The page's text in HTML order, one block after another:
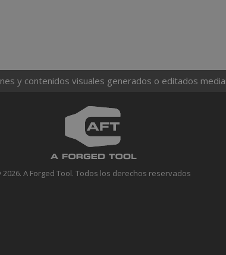
y contenidos visuales generados o editados
A Forged Tool. Todos los derechos reservados